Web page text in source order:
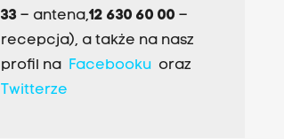
33– antena,12 630 60 00 –
recepcja), a także na nasz
profil na Facebookuoraz
Twitterze